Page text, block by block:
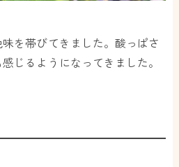
を帯びてきました。酸っぱさ
じるようになってきました。